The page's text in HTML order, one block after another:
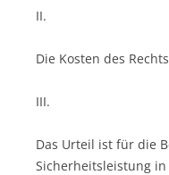
II.
Die Kosten des
III.
Das Urteil ist für die
Sicherheitsleistung in